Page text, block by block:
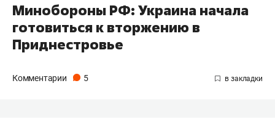
Минобороны РФ: Украина начала
готовиться к вторжению в
Приднестровье
Комментарии 5